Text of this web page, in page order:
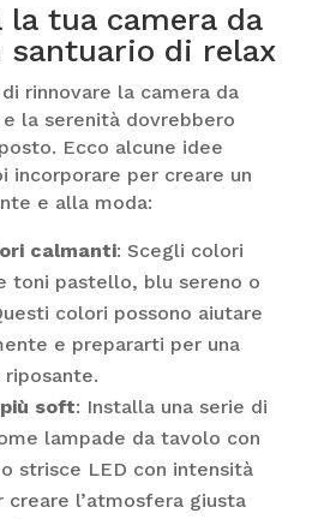
la tua camera da
di relax
rinnovare la camera da
la serenità dovrebbero
Ecco alcune idee
incorporare per creare un
e alla moda:
calmanti: Scegli colori
toni pastello, blu sereno o
colori possono aiutare
e prepararti per una
soft: Installa una serie di
lampade da tavolo con
strisce LED con intensità
l’atmosfera giusta